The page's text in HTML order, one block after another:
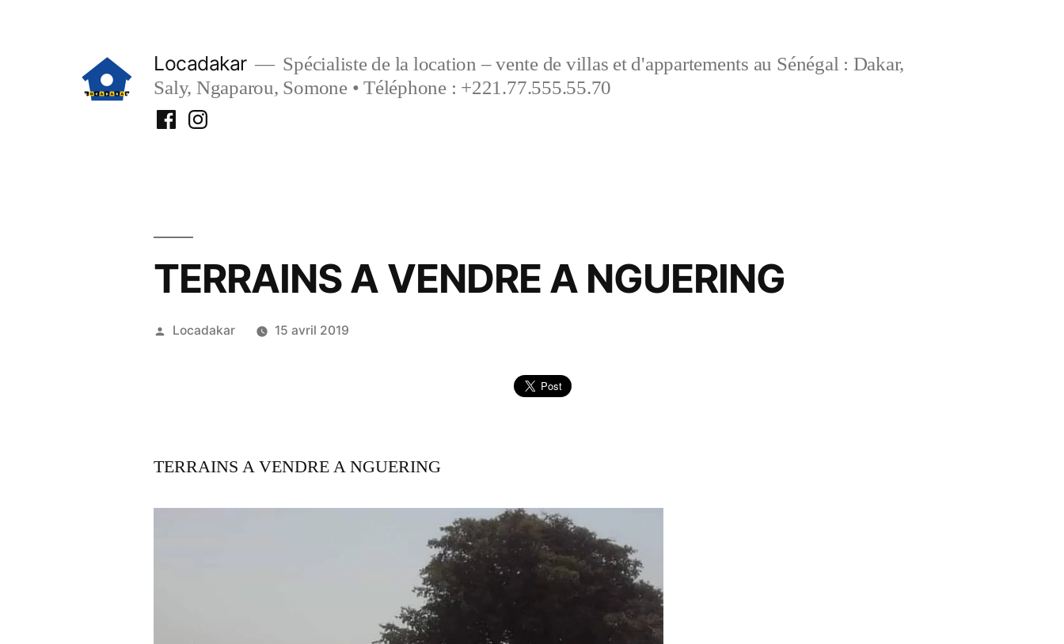
Locadakar
Spécialiste de la location – vente de villas et d'appartements au Sénégal : Dakar,
Saly, Ngaparou, Somone • Téléphone : +221.77.555.55.70
FacebookInstagram
TERRAINS A VENDRE A NGUERING
Publié
Locadakar 15 avril 2019
TERRAINS A VENDRE A NGUERING